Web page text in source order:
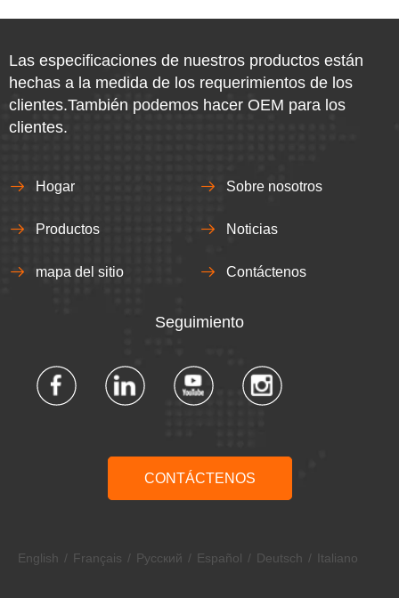
Las especificaciones de nuestros productos están
hechas a la medida de los requerimientos de los
clientes.También podemos hacer OEM para los
clientes.
Hogar Sobre nosotros
Productos Noticias
mapa del sitio Contáctenos
Seguimiento​​​​​​​
CONTÁCTENOS
English / Français / Pусский / Español / Deutsch / Italiano